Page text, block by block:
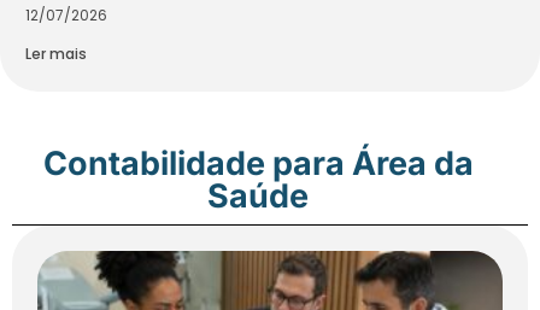
12/07/2026
Ler mais
Contabilidade para Área da
Saúde